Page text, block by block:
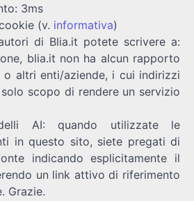
3ms
(v. informativa)
di Blia.it potete scrivere a:
blia.it non ha alcun rapporto
o altri enti/aziende, i cui indirizzi
scopo di rendere un servizio
AI: quando utilizzate le
in questo sito, siete pregati di
indicando esplicitamente il
un link attivo di riferimento
Grazie.